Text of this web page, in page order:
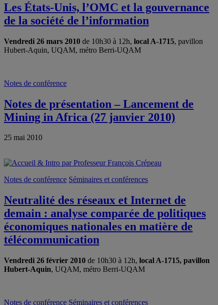
Les États-Unis, l’OMC et la gouvernance
de la société de l’information
Vendredi 26 mars 2010 de 10h30 à 12h, local A-1715, pavillon
Hubert-Aquin, UQAM, métro Berri-UQAM
Notes de conférence
Notes de présentation – Lancement de
Mining in Africa (27 janvier 2010)
25 mai 2010
Notes de conférence Séminaires et conférences
Neutralité des réseaux et Internet de
demain : analyse comparée de politiques
économiques nationales en matière de
télécommunication
Vendredi 26 février 2010 de 10h30 à 12h, local A-1715, pavillon
Hubert-Aquin, UQAM, métro Berri-UQAM
Notes de conférence Séminaires et conférences